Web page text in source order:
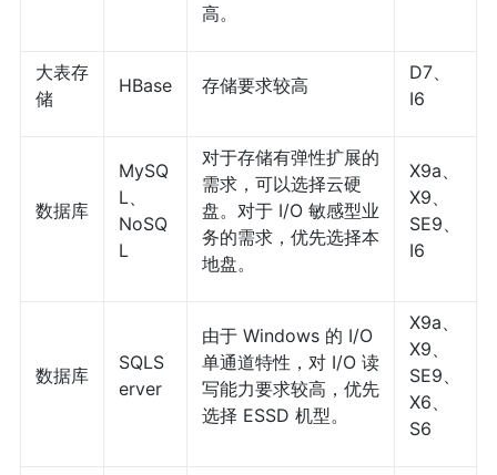
高。
大表存
储
HBase 存储要求较高
D7、
I6
数据库
MySQ
L、
NoSQ
L
对于存储有弹性扩展的
需求，可以选择云硬
盘。对于 I/O 敏感型业
务的需求，优先选择本
地盘。
X9a、
X9、
SE9、
I6
数据库
SQLS
erver
由于 Windows 的 I/O
单通道特性，对 I/O 读
写能力要求较高，优先
选择 ESSD 机型。
X9a、
X9、
SE9、
X6、
S6